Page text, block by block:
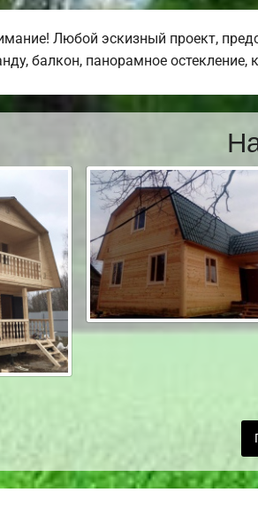
Любой эскизный проект,
балкон, панорамное остекление,